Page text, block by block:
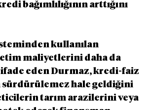
bağımlılığının arttığını
kullanılan
maliyetlerini daha da
eden Durmaz, kredi-faiz
hale geldiğini
tarım arazilerini veya